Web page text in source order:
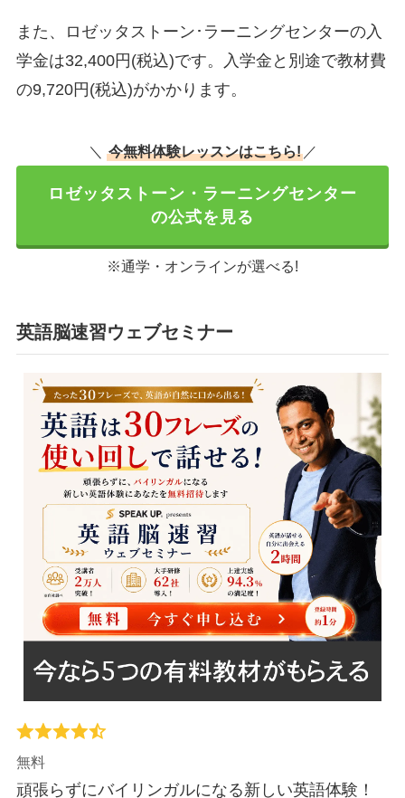
また、ロゼッタストーン･ラーニングセンターの入
学金は32,400円(税込)です。入学金と別途で教材費
の9,720円(税込)がかかります。
＼ 今無料体験レッスンはこちら!／
ロゼッタストーン・ラーニングセンター
の公式を見る
※通学・オンラインが選べる!
英語脳速習ウェブセミナー
無料
頑張らずにバイリンガルになる新しい英語体験！